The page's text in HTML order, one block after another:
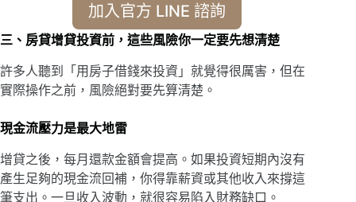
加入官方 LINE 諮詢
三、房貸增貸投資前，這些風險你一定要先想清楚
許多人聽到「用房子借錢來投資」就覺得很厲害，但在
實際操作之前，風險絕對要先算清楚。
現金流壓力是最大地雷
增貸之後，每月還款金額會提高。如果投資短期內沒有
產生足夠的現金流回補，你得靠薪資或其他收入來撐這
筆支出。一旦收入波動，就很容易陷入財務缺口。